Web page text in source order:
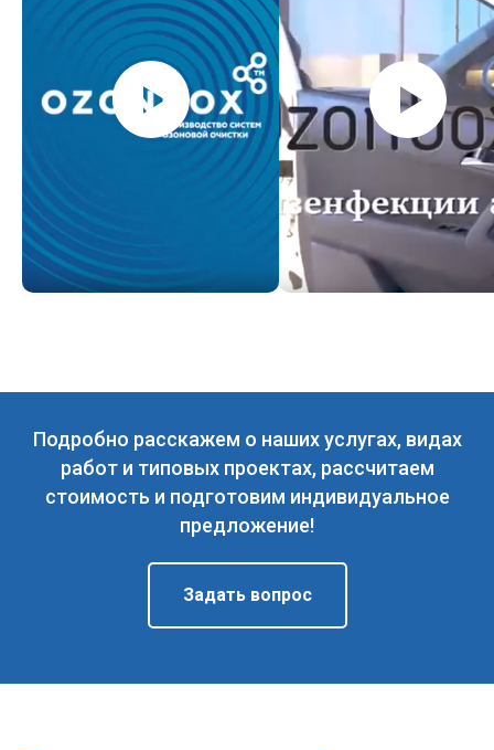
Подробно расскажем о наших услугах, видах
работ и типовых проектах, рассчитаем
стоимость и подготовим индивидуальное
предложение!
Задать вопрос